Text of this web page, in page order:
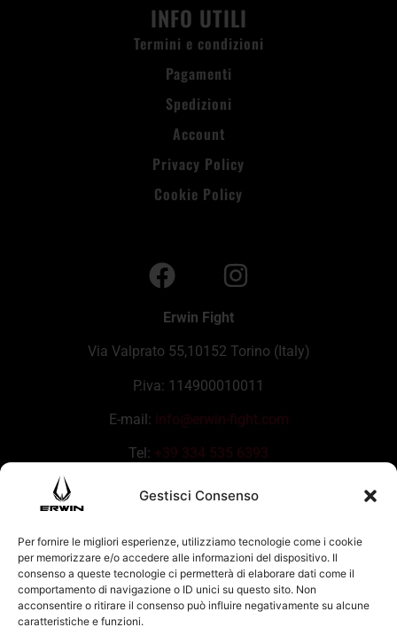
Gestisci Consenso
Per fornire le migliori esperienze, utilizziamo tecnologie come i cookie
per memorizzare e/o accedere alle informazioni del dispositivo. Il
consenso a queste tecnologie ci permetterà di elaborare dati come il
comportamento di navigazione o ID unici su questo sito. Non
acconsentire o ritirare il consenso può influire negativamente su alcune
caratteristiche e funzioni.
INFO UTILI
Termini e condizioni
Pagamenti
Spedizioni
Account
Privacy Policy
Cookie Policy
Erwin Fight
Via Valprato 55,10152 Torino (Italy)
P.iva: 114900010011
E-mail: info@erwin-fight.com
Tel: +39 334 535 6393